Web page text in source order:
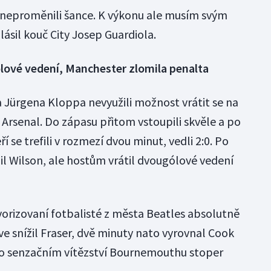
šance. K výkonu ale musím svým
kouč City Josep Guardiola.
vedení, Manchester zlomila penalta
Kloppa nevyužili možnost vrátit se na
Do zápasu přitom vstoupili skvěle a po
se trefili v rozmezí dvou minut, vedli 2:0. Po
Wilson, ale hostům vrátil dvougólové vedení
fotbalisté z města Beatles absolutně
snížil Fraser, dvě minuty nato vyrovnal Cook
senzačním vítězství Bournemouthu stoper